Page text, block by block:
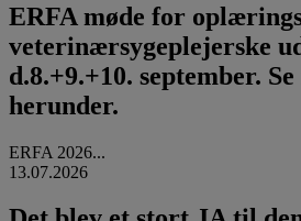
ERFA møde for
veterinærsygeplejerske
d.8.+9.+10. september.
herunder.
ERFA 2026...
13.07.2026